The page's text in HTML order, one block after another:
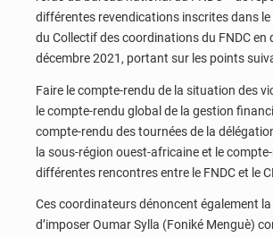
différentes revendications inscrites dans
du Collectif des coordinations du FNDC en
décembre 2021, portant sur les points
Faire le compte-rendu de la situation des
le compte-rendu global de la gestion
compte-rendu des tournées de la
la sous-région ouest-africaine et le
différentes rencontres entre le FNDC et le
Ces coordinateurs dénoncent également
d’imposer Oumar Sylla (Foniké Menguè)